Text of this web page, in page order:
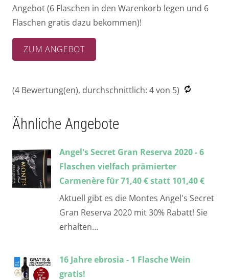
Angebot (6 Flaschen in den Warenkorb legen und 6
Flaschen gratis dazu bekommen)!
ZUM ANGEBOT
(4 Bewertung(en), durchschnittlich: 4von 5)
Ähnliche Angebote
Angel's Secret Gran Reserva 2020 - 6
Flaschen vielfach prämierter
Carmenère für 71,40 € statt 101,40 €
Aktuell gibt es die Montes Angel's Secret
Gran Reserva 2020 mit 30% Rabatt! Sie
erhalten…
16 Jahre ebrosia - 1 Flasche Wein
gratis!